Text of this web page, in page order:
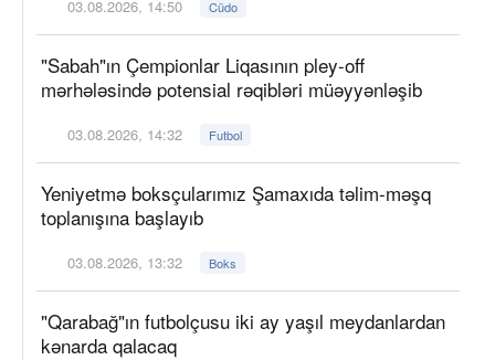
03.08.2026, 14:50 Cüdo
"Sabah"ın Çempionlar Liqasının pley-off
mərhələsində potensial rəqibləri müəyyənləşib
03.08.2026, 14:32 Futbol
Yeniyetmə boksçularımız Şamaxıda təlim-məşq
toplanışına başlayıb
03.08.2026, 13:32 Boks
"Qarabağ"ın futbolçusu iki ay yaşıl meydanlardan
kənarda qalacaq